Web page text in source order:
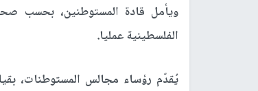
ويأمل قادة المستوطنين، بحسب
الفلسطينية عمليا.
يُقدّم رؤساء مجالس المستوطنات،